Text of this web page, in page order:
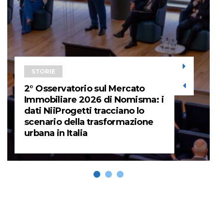
STORIE
2° Osservatorio sul Mercato
Immobiliare 2026 di Nomisma: i
dati NiiProgetti tracciano lo
scenario della trasformazione
urbana in Italia